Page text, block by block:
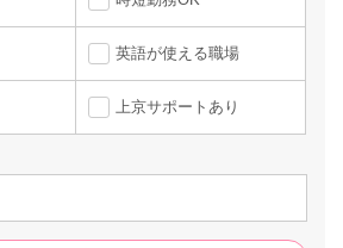
英語が使える職場
上京サポートあり